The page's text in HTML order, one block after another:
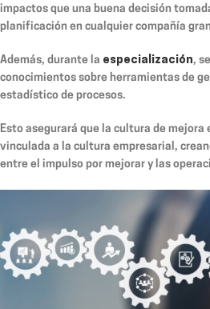
impactos que una buena decisión
planificación en cualquier compañía
Además, durante la especialización,
conocimientos sobre herramientas de
estadístico de procesos.
Esto asegurará que la cultura de
vinculada a la cultura empresarial,
entre el impulso por mejorar y las